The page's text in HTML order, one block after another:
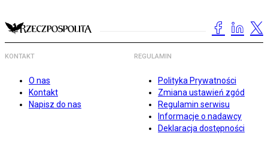
KONTAKT
O nas
Kontakt
Napisz do nas
REGULAMIN
Polityka Prywatności
Zmiana ustawień zgód
Regulamin serwisu
Informacje o nadawcy
Deklaracja dostępności